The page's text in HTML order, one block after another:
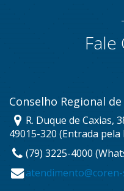
Fale
Conselho Regional
R. Duque de Caxias,
49015-320 (Entrada pela
(79) 3225-4000